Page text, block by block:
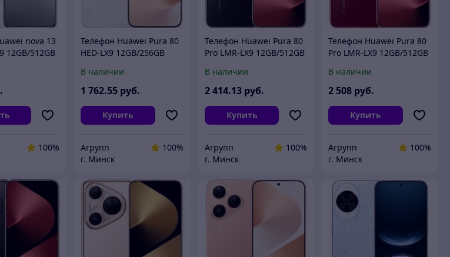
nova 13
12GB/512GB
100%
Телефон Huawei Pura 80
HED-LX9 12GB/256GB
В наличии
1 762.55 руб.
Купить
Агрупп
100%
г. Минск
Телефон Huawei Pura 80
Pro LMR-LX9 12GB/512GB
В наличии
2 414.13 руб.
Купить
Агрупп
100%
г. Минск
Телефон Huawei Pura 80
Pro LMR-LX9 12GB/512GB
В наличии
2 508 руб.
Купить
Агрупп
100%
г. Минск